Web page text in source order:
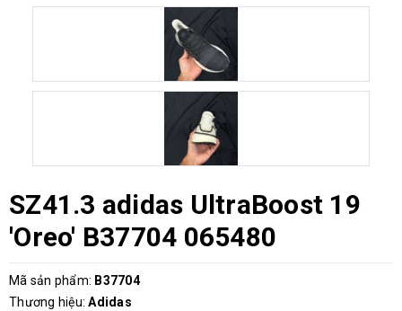
SZ41.3 adidas UltraBoost 19
'Oreo' B37704 065480
Mã sản phẩm: B37704
Thương hiệu: Adidas